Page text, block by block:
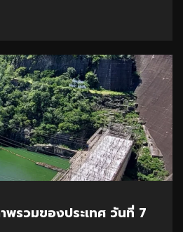
พรวมของประเทศ วันที่ 7